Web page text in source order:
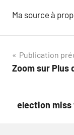
Ma source à
de
Publication
Zoom sur Plus
election miss